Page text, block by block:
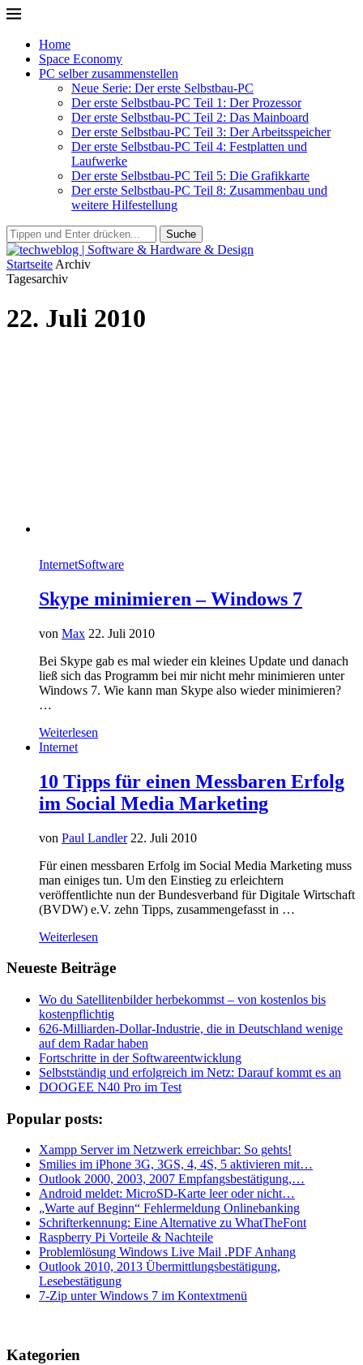
Home
Space Economy
PC selber zusammenstellen
Neue Serie: Der erste Selbstbau-PC
Der erste Selbstbau-PC Teil 1: Der Prozessor
Der erste Selbstbau-PC Teil 2: Das Mainboard
Der erste Selbstbau-PC Teil 3: Der Arbeitsspeicher
Der erste Selbstbau-PC Teil 4: Festplatten und
Laufwerke
Der erste Selbstbau-PC Teil 5: Die Grafikkarte
Der erste Selbstbau-PC Teil 8: Zusammenbau und
weitere Hilfestellung
Suche
Startseite Archiv
Tagesarchiv
22. Juli 2010
InternetSoftware
Skype minimieren – Windows 7
von Max 22. Juli 2010
Bei Skype gab es mal wieder ein kleines Update und danach
ließ sich das Programm bei mir nicht mehr minimieren unter
Windows 7. Wie kann man Skype also wieder minimieren?
…
Weiterlesen
Internet
10 Tipps für einen Messbaren Erfolg
im Social Media Marketing
von Paul Landler 22. Juli 2010
Für einen messbaren Erfolg im Social Media Marketing muss
man einiges tun. Um den Einstieg zu erleichtern
veröffentlichte nun der Bundesverband für Digitale Wirtschaft
(BVDW) e.V. zehn Tipps, zusammengefasst in …
Weiterlesen
Neueste Beiträge
Wo du Satellitenbilder herbekommst – von kostenlos bis
kostenpflichtig
626-Milliarden-Dollar-Industrie, die in Deutschland wenige
auf dem Radar haben
Fortschritte in der Softwareentwicklung
Selbstständig und erfolgreich im Netz: Darauf kommt es an
DOOGEE N40 Pro im Test
Popular posts:
Xampp Server im Netzwerk erreichbar: So gehts!
Smilies im iPhone 3G, 3GS, 4, 4S, 5 aktivieren mit…
Outlook 2000, 2003, 2007 Empfangsbestätigung,…
Android meldet: MicroSD-Karte leer oder nicht…
„Warte auf Beginn“ Fehlermeldung Onlinebanking
Schrifterkennung: Eine Alternative zu WhatTheFont
Raspberry Pi Vorteile & Nachteile
Problemlösung Windows Live Mail .PDF Anhang
Outlook 2010, 2013 Übermittlungsbestätigung,
Lesebestätigung
7-Zip unter Windows 7 im Kontextmenü
Kategorien